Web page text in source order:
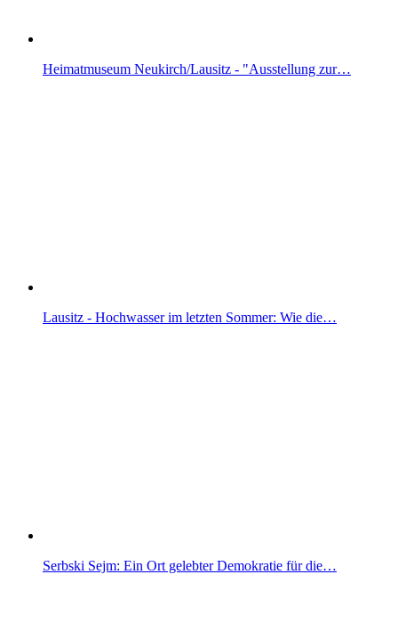
Heimatmuseum Neukirch/Lausitz - "Ausstellung zur…
Lausitz - Hochwasser im letzten Sommer: Wie die…
Serbski Sejm: Ein Ort gelebter Demokratie für die…